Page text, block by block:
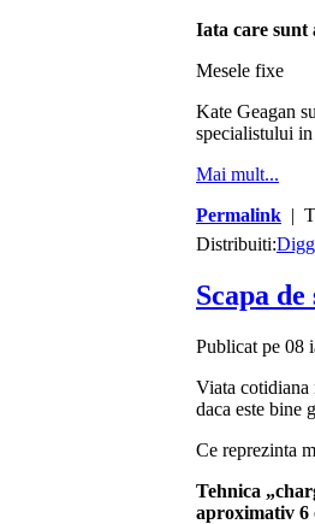
Iata care sunt
Mesele fixe
Kate Geagan
specialistului
Mai mult...
Permalink |
Distribuiti:Digg
Scapa
Publicat pe 08
Viata cotidiana
daca este bine
Ce reprezinta
Tehnica
aproximativ 6